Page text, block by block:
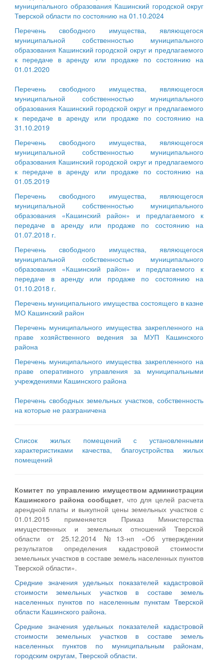
муниципального образования Кашинский городской округ
Тверской области по состоянию на 01.10.2024
Перечень свободного имущества, являющегося
муниципальной собственностью муниципального
образования Кашинский городской округ и предлагаемого
к передаче в аренду или продаже по состоянию на
01.01.2020
Перечень свободного имущества, являющегося
муниципальной собственностью муниципального
образования Кашинский городской округ и предлагаемого
к передаче в аренду или продаже по состоянию на
31.10.2019
Перечень свободного имущества, являющегося
муниципальной собственностью муниципального
образования Кашинский городской округ и предлагаемого
к передаче в аренду или продаже по состоянию на
01.05.2019
Перечень свободного имущества, являющегося
муниципальной собственностью муниципального
образования «Кашинский район» и предлагаемого к
передаче в аренду или продаже по состоянию на
01.07.2018 г.
Перечень свободного имущества, являющегося
муниципальной собственностью муниципального
образования «Кашинский район» и предлагаемого к
передаче в аренду или продаже по состоянию на
01.10.2018 г.
Перечень муниципального имущества состоящего в казне
МО Кашинский район
Перечень муниципального имущества закрепленного на
праве хозяйственного ведения за МУП Кашинского
района
Перечень муниципального имущества закрепленного на
праве оперативного управления за муниципальными
учреждениями Кашинского района
Перечень свободных земельных участков, собственность
на которые не разграничена
Список жилых помещений с установленными
характеристиками качества, благоустройства жилых
помещений
Комитет по управлению имуществом администрации
Кашинского района сообщает, что для целей расчета
арендной платы и выкупной цены земельных участков с
01.01.2015 применяется Приказ Министерства
имущественных и земельных отношений Тверской
области от 25.12.2014 №13-нп «Об утверждении
результатов определения кадастровой стоимости
земельных участков в составе земель населенных пунктов
Тверской области».
Средние значения удельных показателей кадастровой
стоимости земельных участков в составе земель
населенных пунктов по населенным пунктам Тверской
области Кашинского района.
Cредние значения удельных показателей кадастровой
стоимости земельных участков в составе земель
населенных пунктов по муниципальным районам,
городским округам, Тверской области.